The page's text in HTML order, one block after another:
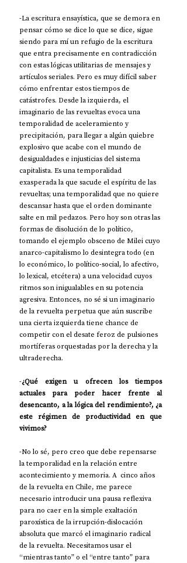
-La escritura ensayística, que se demora en
pensar cómo se dice lo que se dice, sigue
siendo para mí un refugio de la escritura
que entra precisamente en contradicción
con estas lógicas utilitarias de mensajes y
artículos seriales. Pero es muy difícil saber
cómo enfrentar estos tiempos de
catástrofes. Desde la izquierda, el
imaginario de las revueltas evoca una
temporalidad de aceleramiento y
precipitación, para llegar a algún quiebre
explosivo que acabe con el mundo de
desigualdades e injusticias del sistema
capitalista. Es una temporalidad
exasperada la que sacude el espíritu de las
revueltas; una temporalidad que no quiere
descansar hasta que el orden dominante
salte en mil pedazos. Pero hoy son otras las
formas de disolución de lo político,
tomando el ejemplo obsceno de Milei cuyo
anarco-capitalismo lo desintegra todo (en
lo económico, lo político-social, lo afectivo,
lo lexical, etcétera) a una velocidad cuyos
ritmos son inigualables en su potencia
agresiva. Entonces, no sé si un imaginario
de la revuelta perpetua que aún suscribe
una cierta izquierda tiene chance de
competir con el desate feroz de pulsiones
mortíferas orquestadas por la derecha y la
ultraderecha.
-¿Qué exigen u ofrecen los tiempos
actuales para poder hacer frente al
desencanto, a la lógica del rendimiento?, ¿a
este régimen de productividad en que
vivimos?
-No lo sé, pero creo que debe repensarse
la temporalidad en la relación entre
acontecimiento y memoria. A  cinco años
de la revuelta en Chile, me parece
necesario introducir una pausa reflexiva
para no caer en la simple exaltación
paroxística de la irrupción-dislocación
absoluta que marcó el imaginario radical
de la revuelta. Necesitamos usar el
“mientras tanto” o el “entre tanto” para